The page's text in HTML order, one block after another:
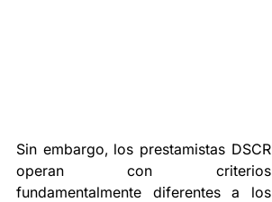
Sin embargo, los prestamistas DSCR
operan con criterios
fundamentalmente diferentes a los